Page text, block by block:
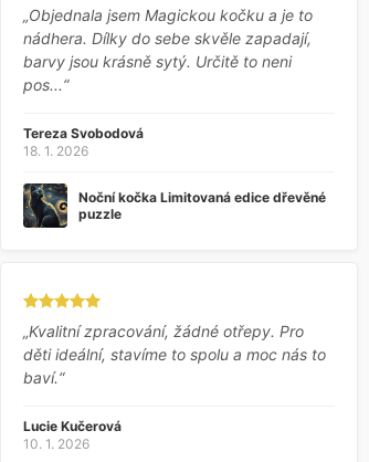
„Objednala jsem Magickou kočku a je to
nádhera. Dílky do sebe skvěle zapadají,
barvy jsou krásně sytý. Určitě to neni
pos...“
Tereza Svobodová
18. 1. 2026
Noční kočka Limitovaná edice dřevěné
puzzle
„Kvalitní zpracování, žádné otřepy. Pro
děti ideální, stavíme to spolu a moc nás to
baví.“
Lucie Kučerová
10. 1. 2026